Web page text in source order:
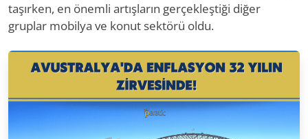
taşırken, en önemli artışların gerçekleştiği diğer
gruplar mobilya ve konut sektörü oldu.